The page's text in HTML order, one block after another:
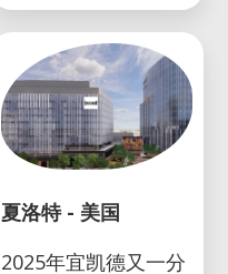
夏洛特 - 美国
2025年宜凯德又一分